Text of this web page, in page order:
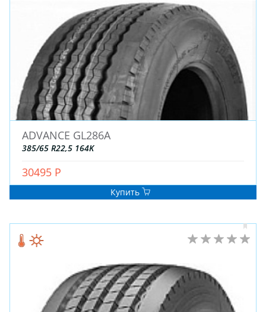
ЛЕТНИЕ
ДЛЯ СПЕЦТЕХНИКИ
ДЛЯ ГРУЗОВЫХ АВТО
ДЛЯ ГРУЗОВЫХ АВТО
ADVANCE GL286A
385/65 R22,5 164K
30495 Р
Купить